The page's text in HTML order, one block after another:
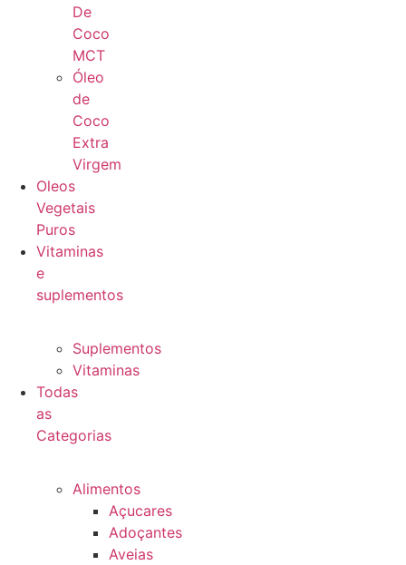
De
Coco
MCT
Óleo
de
Coco
Extra
Virgem
Oleos
Vegetais
Puros
Vitaminas
e
suplementos
Suplementos
Vitaminas
Todas
as
Categorias
Alimentos
Açucares
Adoçantes
Aveias